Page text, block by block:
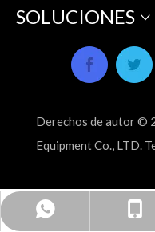
SOLUCIONES
Derechos de autor ©
Equipment Co., LTD.